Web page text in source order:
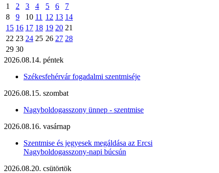
1
2 3 4 5 6
7
8
9 10 11 12 13 14
15 16 17 18 19 20 21
22 23 24 25 26 27 28
29 30
2026.08.14. péntek
Székesfehérvár fogadalmi szentmiséje
2026.08.15. szombat
Nagyboldogasszony ünnep - szentmise
2026.08.16. vasárnap
Szentmise és jegyesek megáldása az Ercsi
Nagyboldogasszony-napi búcsún
2026.08.20. csütörtök